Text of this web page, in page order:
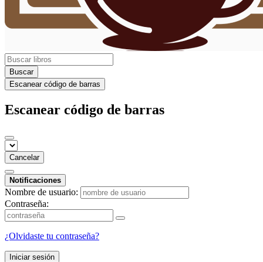
Buscar
Escanear código de barras
Escanear código de barras
Cancelar
Notificaciones
Nombre de usuario:
Contraseña:
¿Olvidaste tu contraseña?
Iniciar sesión